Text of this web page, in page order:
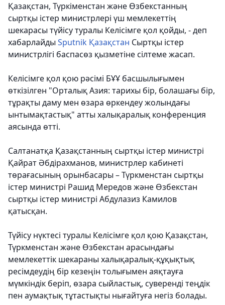
Қазақстан, Түркіменстан және Өзбекстанның
сыртқы істер министрлері үш мемлекеттің
шекарасы түйісу туралы Келісімге қол қойды, - деп
хабарлайды Sputnik Қазақстан Сыртқы істер
министрлігі баспасөз қызметіне сілтеме жасап.
Келісімге қол қою рәсімі БҰҰ басшылығымен
өткізілген "Орталық Азия: тарихы бір, болашағы бір,
тұрақты даму мен өзара өркендеу жолындағы
ынтымақтастық" атты халықаралық конференция
аясында өтті.
Салтанатқа Қазақстанның сыртқы істер министрі
Қайрат Әбдірахманов, министрлер кабинеті
төрағасының орынбасары – Түркменстан сыртқы
істер министрі Рашид Мередов және Өзбекстан
сыртқы істер министрі Абдулазиз Камилов
қатысқан.
Түйісу нүктесі туралы Келісімге қол қою Қазақстан,
Түркменстан және Өзбекстан арасындағы
мемлекеттік шекараны халықаралық-құқықтық
ресімдеудің бір кезеңін толығымен аяқтауға
мүмкіндік беріп, өзара сыйластық, суверенді теңдік
пен аумақтық тұтастықты нығайтуға негіз болады.